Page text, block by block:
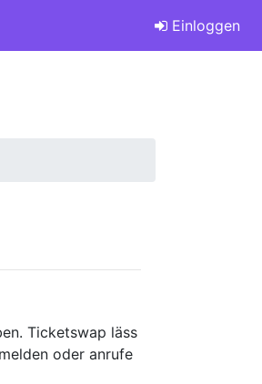
Einloggen
Ticketswap läss
oder anrufe